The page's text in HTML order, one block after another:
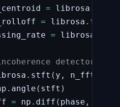
= librosa .
= librosa .
= librosa
detector
. stft ( y , n_fft
. angle ( stft )
= np . diff ( phase ,